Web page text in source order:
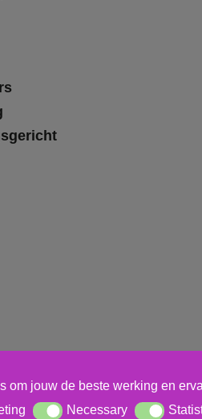
om jouw de beste werking en
NecessaryNecessary Statistics